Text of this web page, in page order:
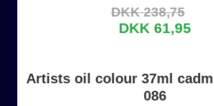
DKK 238,75
DKK 61,95
Artists oil colour 37ml
086